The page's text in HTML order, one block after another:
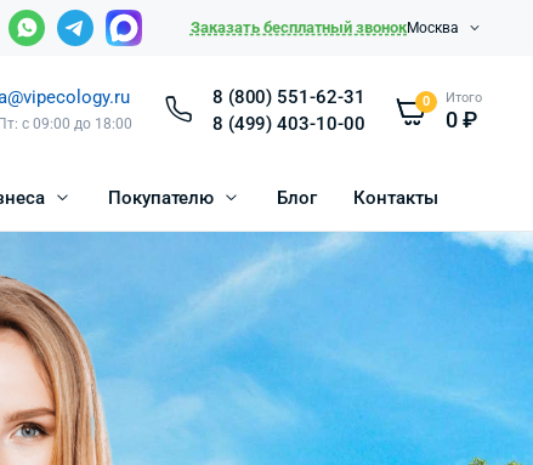
Заказать бесплатный звонокМосква
с 09:00 до 18:00
8 (800) 551-62-31
8 (499) 403-10-00
0 Итого
0₽
Покупателю Блог Контакты